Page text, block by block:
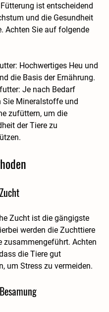
ist entscheidend
und die Gesundheit
Achten Sie auf folgende
: Hochwertiges Heu und
die Basis der Ernährung.
: Je nach Bedarf
Sie Mineralstoffe und
zufüttern, um die
der Tiere zu
Zucht ist die gängigste
werden die Zuchttiere
zusammengeführt. Achten
die Tiere gut
um Stress zu vermeiden.